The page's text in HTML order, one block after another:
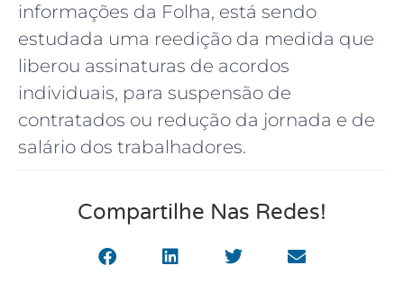
informações da Folha, está sendo
estudada uma reedição da medida que
liberou assinaturas de acordos
individuais, para suspensão de
contratados ou redução da jornada e de
salário dos trabalhadores.
Compartilhe Nas Redes!